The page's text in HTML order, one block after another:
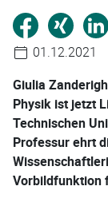
01.12.2021
Giulia
Physik ist jetzt
Technischen
Professur ehrt
Vorbildfunktion